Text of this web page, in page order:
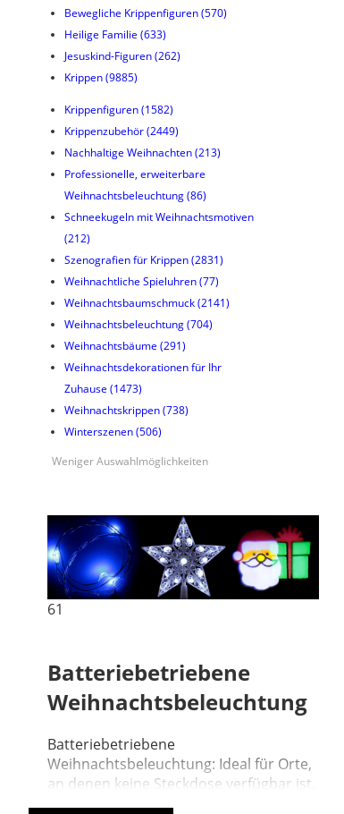
Bewegliche Krippenfiguren(570)
Heilige Familie (633)
Jesuskind-Figuren(262)
Krippen(9885)
Krippenfiguren(1582)
Krippenzubehör(2449)
Nachhaltige Weihnachten(213)
Professionelle, erweiterbare
Weihnachtsbeleuchtung(86)
Schneekugeln mit Weihnachtsmotiven
(212)
Szenografien für Krippen(2831)
Weihnachtliche Spieluhren(77)
Weihnachtsbaumschmuck(2141)
Weihnachtsbeleuchtung(704)
Weihnachtsbäume (291)
Weihnachtsdekorationen für Ihr
Zuhause (1473)
Weihnachtskrippen(738)
Winterszenen(506)
Weniger Auswahlmöglichkeiten
61
Batteriebetriebene
Weihnachtsbeleuchtung
Batteriebetriebene
Weihnachtsbeleuchtung: Ideal für Orte,
an denen keine Steckdose verfügbar ist.
Hier finden Sie batteriebetriebene ...